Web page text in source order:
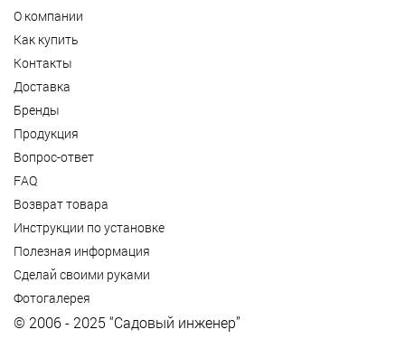
О компании
Как купить
Контакты
Доставка
Бренды
Продукция
Вопрос-ответ
FAQ
Возврат товара
Инструкции по установке
Полезная информация
Сделай своими руками
Фотогалерея
© 2006 - 2025 “Садовый инженер”